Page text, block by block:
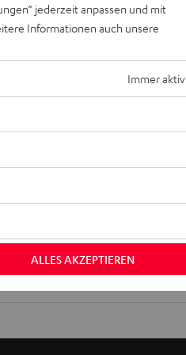
jederzeit anpassen und mit
Informationen auch unsere
Immer aktiv
ALLES AKZEPTIEREN